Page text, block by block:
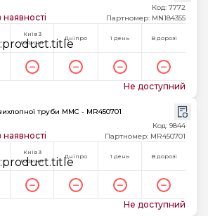
Код: 7772
Партномер: MN184355
Київ 3
години
Дніпро 1 день В дорозі
Не доступний
труби MMC - MR450701
Код: 9844
Партномер: MR450701
Київ 3
години
Дніпро 1 день В дорозі
Не доступний